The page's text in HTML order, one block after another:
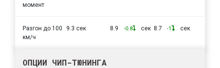
момент
Разгон до 100
км/ч
9.3 сек 8.9 -0.8 сек 8.7 -1 сек
ОПЦИИ ЧИП-ТЮНИНГА